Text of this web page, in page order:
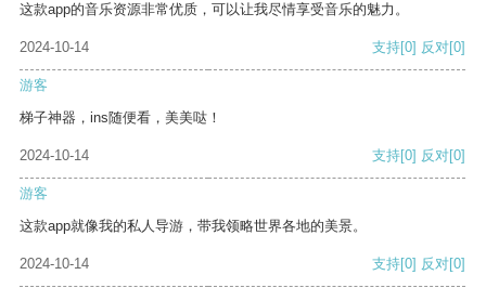
这款app的音乐资源非常优质，可以让我尽情享受音乐的魅力。
2024-10-14 支持[0] 反对[0]
游客
梯子神器，ins随便看，美美哒！
2024-10-14 支持[0] 反对[0]
游客
这款app就像我的私人导游，带我领略世界各地的美景。
2024-10-14 支持[0] 反对[0]